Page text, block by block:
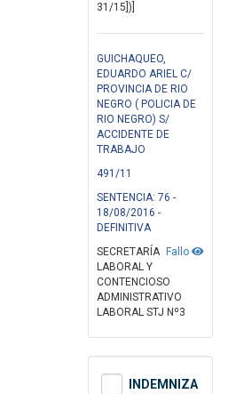
31/15])]
GUICHAQUEO,
EDUARDO ARIEL C/
PROVINCIA DE RIO
NEGRO ( POLICIA DE
RIO NEGRO) S/
ACCIDENTE DE
TRABAJO
491/11
SENTENCIA: 76 -
18/08/2016 -
DEFINITIVA
Fallo
SECRETARÍA
LABORAL Y
CONTENCIOSO
ADMINISTRATIVO
LABORAL STJ Nº3
INDEMNIZA